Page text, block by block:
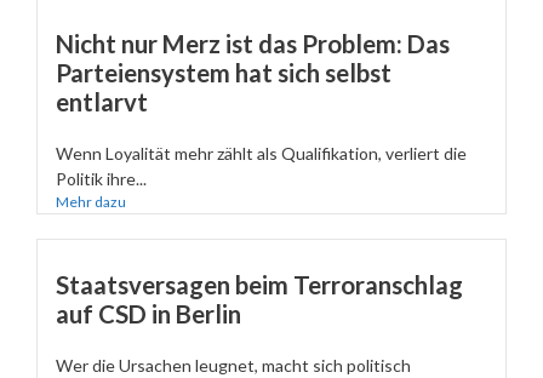
Nicht nur Merz ist das Problem: Das
Parteiensystem hat sich selbst
entlarvt
Wenn Loyalität mehr zählt als Qualifikation, verliert die
Politik ihre...
Mehr dazu
Staatsversagen beim Terroranschlag
auf CSD in Berlin
Wer die Ursachen leugnet, macht sich politisch